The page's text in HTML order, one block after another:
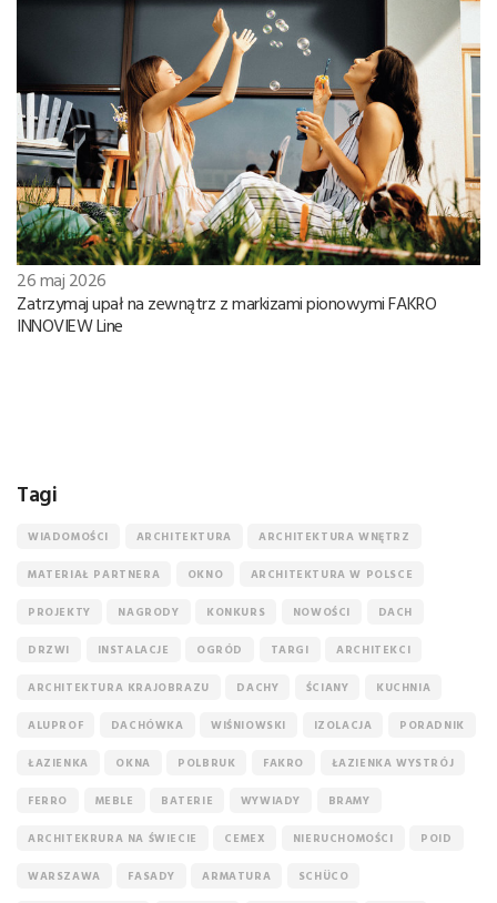
26 maj 2026
Zatrzymaj upał na zewnątrz z markizami pionowymi FAKRO
INNOVIEW Line
Tagi
WIADOMOŚCI ARCHITEKTURA ARCHITEKTURA WNĘTRZ
MATERIAŁ PARTNERA OKNO ARCHITEKTURA W POLSCE
PROJEKTY NAGRODY KONKURS NOWOŚCI DACH
DRZWI INSTALACJE OGRÓD TARGI ARCHITEKCI
ARCHITEKTURA KRAJOBRAZU DACHY ŚCIANY KUCHNIA
ALUPROF DACHÓWKA WIŚNIOWSKI IZOLACJA PORADNIK
ŁAZIENKA OKNA POLBRUK FAKRO ŁAZIENKA WYSTRÓJ
FERRO MEBLE BATERIE WYWIADY BRAMY
ARCHITEKRURA NA ŚWIECIE CEMEX NIERUCHOMOŚCI POID
WARSZAWA FASADY ARMATURA SCHÜCO